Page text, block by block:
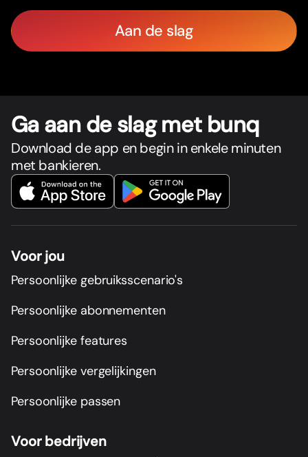
Aan de slag
Ga aan de slag met bunq
Download de app en begin in enkele minuten
met bankieren.
Voor jou
Persoonlijke gebruiksscenario's
Persoonlijke abonnementen
Persoonlijke features
Persoonlijke vergelijkingen
Persoonlijke passen
Voor bedrijven